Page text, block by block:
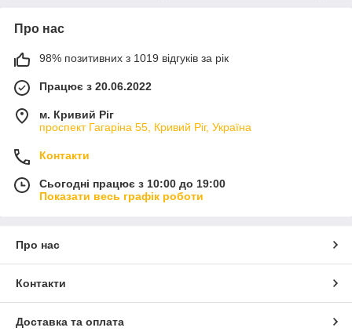
Про нас
98% позитивних з 1019 відгуків за рік
Працює з 20.06.2022
м. Кривий Ріг
проспект Гагаріна 55, Кривий Ріг, Україна
Контакти
Сьогодні працює з 10:00 до 19:00
Показати весь графік роботи
Про нас
Контакти
Доставка та оплата